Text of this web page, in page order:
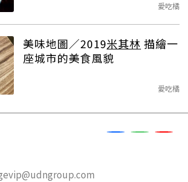
愛吃橘
美味地圖／2019米其林 描繪一
座城市的美食風貌
愛吃橘